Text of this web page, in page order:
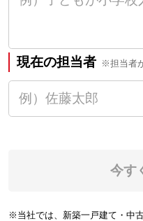
現在の担当者 ※担当者
今す
※当社では、新築一戸建て・中